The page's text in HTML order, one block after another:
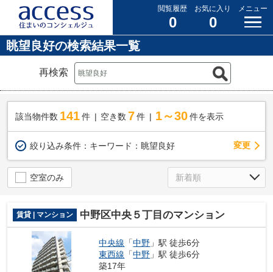
閲覧履歴
0
お気に入り
0
メニュー
眺望良好の検索結果一覧
再検索
該当物件数 141件 空き数 7 件 1～30 件を表示
絞り込み条件： キーワード：眺望良好 変更
空室のみ
賃貸 | マンション 中野区中央５丁目のマンション
中央線 「中野 」駅 徒歩6分
東西線 「中野 」駅 徒歩6分
築17年